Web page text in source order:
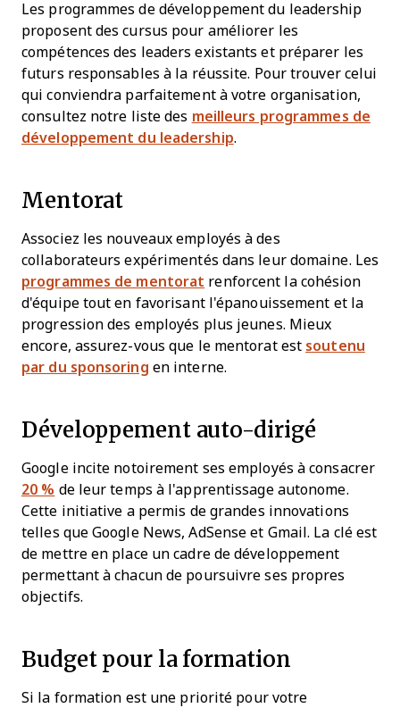
Les programmes de développement du leadership
proposent des cursus pour améliorer les
compétences des leaders existants et préparer les
futurs responsables à la réussite. Pour trouver celui
qui conviendra parfaitement à votre organisation,
consultez notre liste des meilleurs programmes de
développement du leadership.
Mentorat
Associez les nouveaux employés à des
collaborateurs expérimentés dans leur domaine. Les
programmes de mentorat renforcent la cohésion
d'équipe tout en favorisant l'épanouissement et la
progression des employés plus jeunes. Mieux
encore, assurez-vous que le mentorat est soutenu
par du sponsoring en interne.
Développement auto-dirigé
Google incite notoirement ses employés à consacrer
20 % de leur temps à l'apprentissage autonome.
Cette initiative a permis de grandes innovations
telles que Google News, AdSense et Gmail. La clé est
de mettre en place un cadre de développement
permettant à chacun de poursuivre ses propres
objectifs.
Budget pour la formation
Si la formation est une priorité pour votre